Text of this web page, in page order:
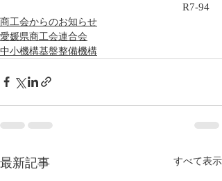
R7-94
商工会からのお知らせ
愛媛県商工会連合会
中小機構基盤整備機構
最新記事 すべて表示